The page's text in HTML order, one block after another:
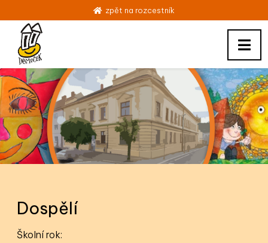
zpět na rozcestník
Dospělí
Školní rok: